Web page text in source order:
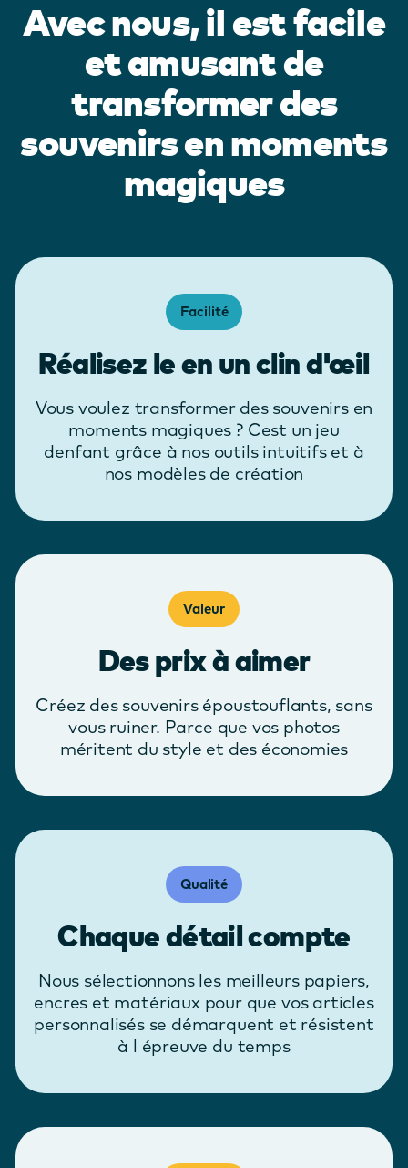
Avec nous, il est facile
et amusant de
transformer des
souvenirs en moments
magiques
Facilité
Réalisez le en un clin d'œil
Vous voulez transformer des souvenirs en
moments magiques ? Cest un jeu
denfant grâce à nos outils intuitifs et à
nos modèles de création
Valeur
Des prix à aimer
Créez des souvenirs époustouflants, sans
vous ruiner. Parce que vos photos
méritent du style et des économies
Qualité
Chaque détail compte
Nous sélectionnons les meilleurs papiers,
encres et matériaux pour que vos articles
personnalisés se démarquent et résistent
à l épreuve du temps